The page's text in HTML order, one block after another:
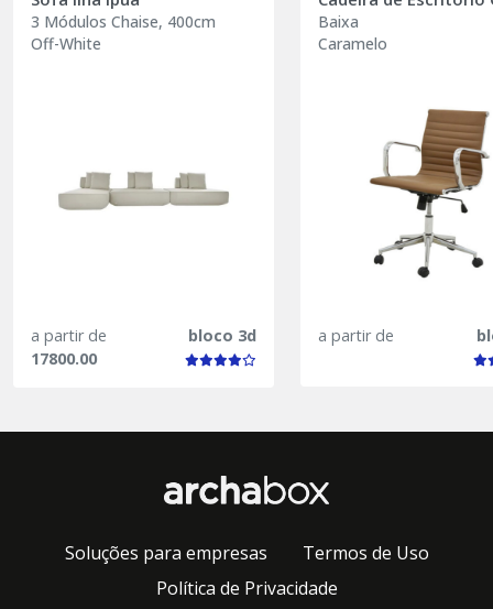
3 Módulos Chaise, 400cm
Off-White
a partir de
17800.00
bloco 3d
Baixa
Caramelo
a partir de
Soluções para empresas
Termos de Uso
Política de Privacidade